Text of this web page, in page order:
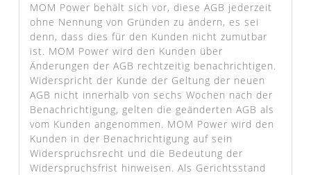
MOM Power behält sich vor, diese AGB jederzeit
ohne Nennung von Gründen zu ändern, es sei
denn, dass dies für den Kunden nicht zumutbar
ist. MOM Power wird den Kunden über
Änderungen der AGB rechtzeitig benachrichtigen.
Widerspricht der Kunde der Geltung der neuen
AGB nicht innerhalb von sechs Wochen nach der
Benachrichtigung, gelten die geänderten AGB als
vom Kunden angenommen. MOM Power wird den
Kunden in der Benachrichtigung auf sein
Widerspruchsrecht und die Bedeutung der
Widerspruchsfrist hinweisen. Als Gerichtsstand